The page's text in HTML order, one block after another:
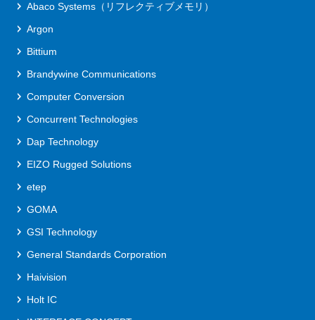
Abaco Systems（リフレクティブメモリ）
Argon
Bittium
Brandywine Communications
Computer Conversion
Concurrent Technologies
Dap Technology
EIZO Rugged Solutions
etep
GOMA
GSI Technology
General Standards Corporation
Haivision
Holt IC